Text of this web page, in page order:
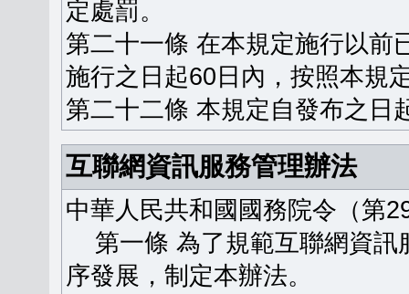
定處罰。
第二十一條 在本規定施行以前
施行之日起60日內，按照本規
第二十二條 本規定自發布之日
互聯網資訊服務管理辦法
中華人民共和國國務院令（第
第一條 為了規範互聯網資訊
序發展，制定本辦法。